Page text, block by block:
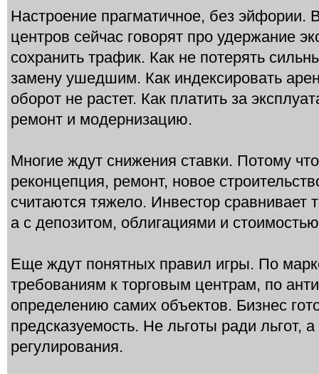
Настроение прагматичное, без эйфории.
центров сейчас говорят про удержание
сохранить трафик. Как не потерять
замену ушедшим. Как индексировать
оборот не растет. Как платить за
ремонт и модернизацию.
Многие ждут снижения ставки. Потому
реконцепция, ремонт, новое
считаются тяжело. Инвестор сравнивает
а с депозитом, облигациями и
Еще ждут понятных правил игры. По
требованиям к торговым центрам, по
определению самих объектов. Бизнес
предсказуемость. Не льготы ради льгот,
регулирования.